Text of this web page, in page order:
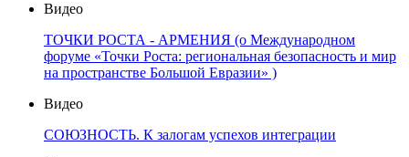
Видео
ТОЧКИ РОСТА - АРМЕНИЯ (о Международном
форуме «Точки Роста: региональная безопасность и мир
на пространстве Большой Евразии» )
Видео
СОЮЗНОСТЬ. К залогам успехов интеграции